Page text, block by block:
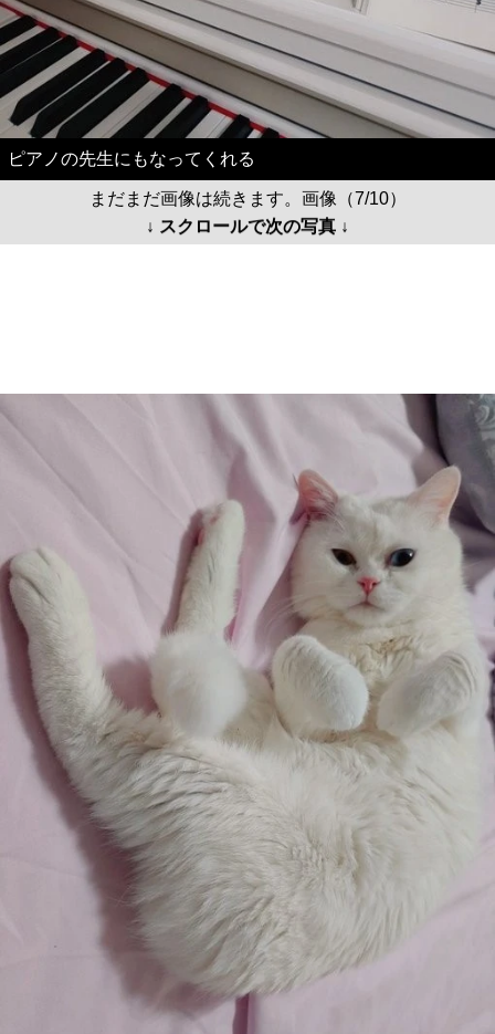
ピアノの先生にもなってくれる
まだまだ画像は続きます。画像（7/10）
↓ スクロールで次の写真 ↓